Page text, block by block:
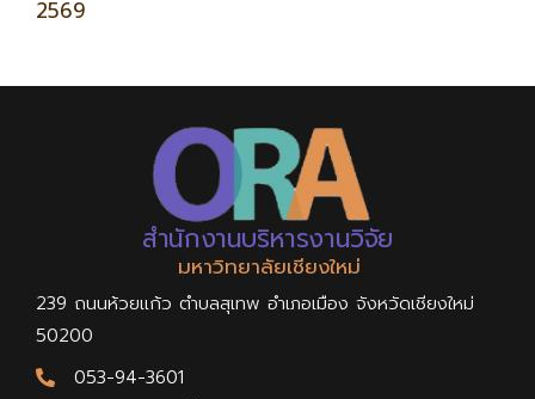
2569
สำนักงานบริหารงานวิจัย
มหาวิทยาลัยเชียงใหม่
239 ถนนห้วยแก้ว ตำบลสุเทพ อำเภอเมือง จังหวัดเชียงใหม่
50200
053-94-3601